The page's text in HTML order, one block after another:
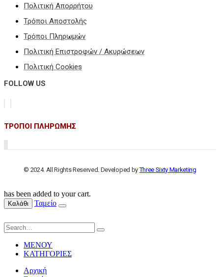
Πολιτική Απορρήτου
Τρόποι Αποστολής
Τρόποι Πληρωμών
Πολιτική Επιστροφών / Ακυρώσεων
Πολιτική Cookies
FOLLOW US
ΤΡΟΠΟΙ ΠΛΗΡΩΜΗΣ
© 2024. All Rights Reserved. Developed byThree Sixty Marketing
has been added to your cart.
Καλάθι Ταμείο
ΜΕΝΟΥ
ΚΑΤΗΓΟΡΙΕΣ
Αρχική